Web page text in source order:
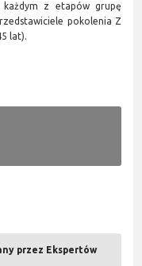
z etapów grupę
pokolenia Z
lat).
przez Ekspertów